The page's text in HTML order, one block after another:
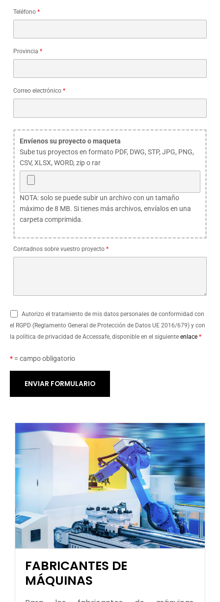
Teléfono *
Provincia *
Correo electrónico *
Envíenos su proyecto o maqueta
Sube tus proyectos en formato PDF, DWG, STP, JPG, PNG,
CSV, XLSX, WORD, zip o rar
NOTA: solo se puede subir un archivo con un tamaño
máximo de 8 MB. Si tienes más archivos, envíalos en una
carpeta comprimida.
Contadnos sobre vuestro proyecto *
Autorizo el tratamiento de mis datos personales de conformidad con
el RGPD (Reglamento General de Protección de Datos UE 2016/679) y con
la política de privacidad de Accessafe, disponible en el siguiente enlace *
* = campo obligatorio
FABRICANTES DE
MÁQUINAS